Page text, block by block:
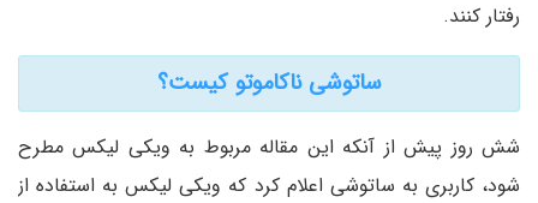
رفتار کنند.
ساتوشی ناکاموتو کیست؟
شش روز پیش از آنکه این مقاله مربوط به ویکی لیکس مطرح
شود، کاربری به ساتوشی اعلام کرد که ویکی لیکس به استفاده از